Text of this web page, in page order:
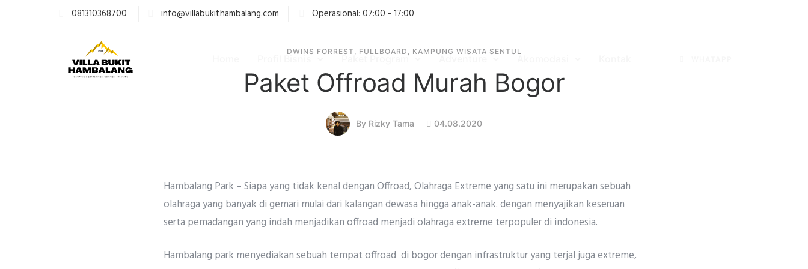
081310368700 info@villabukithambalang.com Operasional: 07:00 - 17:00
Paket Program
DWINS FORREST , FULLBOARD , KAMPUNG WISATA SENTUL
Paket Offroad Murah Bogor
By Rizky Tama 04.08.2020
Hambalang Park – Siapa yang tidak kenal dengan Offroad, Olahraga Extreme yang satu ini merupakan sebuah
olahraga yang banyak di gemari mulai dari kalangan dewasa hingga anak-anak. dengan menyajikan keseruan
serta pemadangan yang indah menjadikan offroad menjadi olahraga extreme terpopuler di indonesia.
Hambalang park menyediakan sebuah tempat offroad di bogor dengan infrastruktur yang terjal juga extreme,